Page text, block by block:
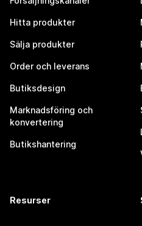
Hitta produkter
Sälja produkter
Order och leverans
Butiksdesign
Marknadsföring och
konvertering
Butikshantering
Resurser